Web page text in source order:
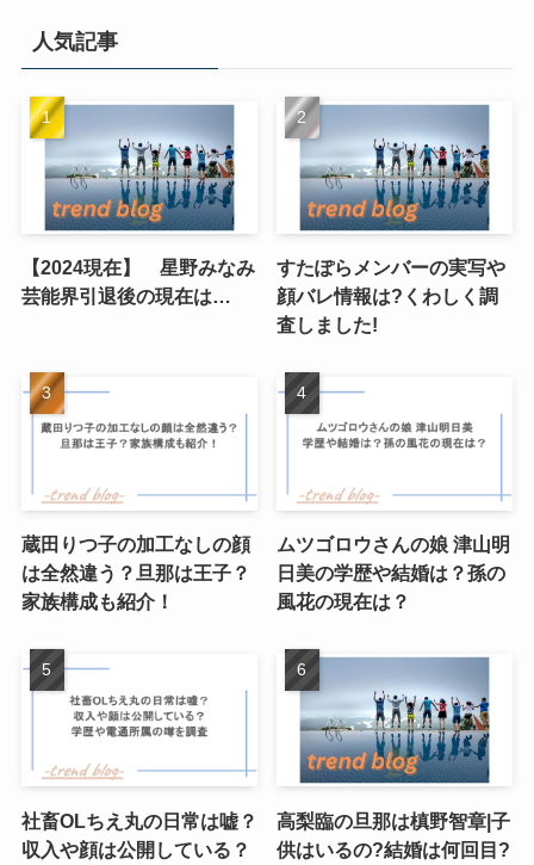
人気記事
【2024現在】 星野みなみ
芸能界引退後の現在は…
すたぽらメンバーの実写や
顔バレ情報は?くわしく調
査しました!
蔵田りつ子の加工なしの顔
は全然違う？旦那は王子？
家族構成も紹介！
ムツゴロウさんの娘 津山明
日美の学歴や結婚は？孫の
風花の現在は？
社畜OLちえ丸の日常は嘘？
収入や顔は公開している？
高梨臨の旦那は槙野智章|子
供はいるの?結婚は何回目?